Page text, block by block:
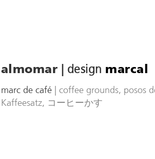
almomar design marcal
marc de café
| coffee grounds, posos
Kaffeesatz, コーヒーかす